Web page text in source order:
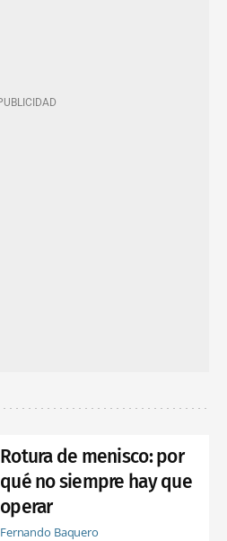
Rotura de menisco: por
qué no siempre hay que
operar
Fernando Baquero